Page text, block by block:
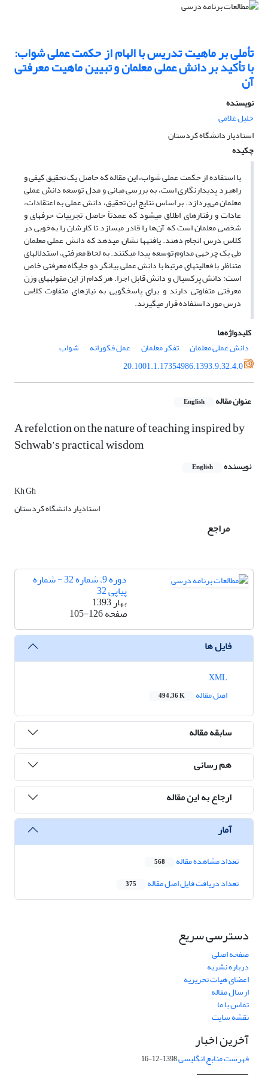
تأملی بر ماهیت تدریس با الهام از حکمت عملی شواب:
با تأکید بر دانش عملی معلمان و تبیین ماهیت معرفتی
آن
نویسنده
خلیل غلامی
استادیار دانشگاه کردستان
چکیده
با استفاده از حکمت عملی شواب، این مقاله که حاصل یک تحقیق کیفی و
راهبرد پدیدارنگاری است، به بررسی مبانی و مدل توسعه دانش عملی
معلمان می‌پردازد. بر اساس نتایج این تحقیق، دانش عملی به اعتقادات،
عادات و رفتارهای اطلاق می­شود که عمدتاً حاصل تجربیات حرفه­ای و
شخصی معلمان است که آن‌ها را قادر می­سازد تا کارشان را به‌خوبی در
کلاس درس انجام دهند. یافته­ها نشان می­دهد که دانش عملی معلمان
طی یک چرخه­ی مداوم توسعه پیدا می­کنند. به لحاظ معرفتی، استدلال­های
متناظر با فعالیت­های مرتبط با دانش عملی بیانگر دو جایگاه معرفتی خاص
است: دانش پرکسیال و دانش قابل اجرا. هر کدام از این مقوله­های وزن
معرفتی متفاوتی دارند و برای پاسخگویی به نیازهای متفاوت کلاس
درس مورد استفاده قرار می­گیرند.
کلیدواژه‌ها
دانش عملی معلمان
تفکر معلمان عمل فکورانه
شواب
20.1001.1.17354986.1393.9.32.4.0
عنوان مقاله English
A refelction on the nature of teaching inspired by
Schwab’s practical wisdom
نویسنده English
Kh Gh
استادیار دانشگاه کردستان
مراجع
دوره 9، شماره 32 - شماره
پیاپی 32
بهار 1393
صفحه105-126
فایل ها
اصل مقاله
494.36 K
سابقه مقاله
هم رسانی
ارجاع به این مقاله
آمار
تعداد مشاهده مقاله 568
تعداد دریافت فایل اصل مقاله 375
دسترسی سریع
صفحه اصلی
درباره نشریه
اعضای هیات تحریریه
ارسال مقاله
تماس با ما
نقشه سایت
آخرین اخبار
فهرست منابع انگلیسی1398-12-16